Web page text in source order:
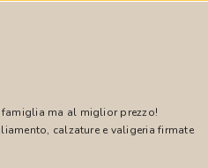
ma al miglior prezzo!
calzature e valigeria firmate